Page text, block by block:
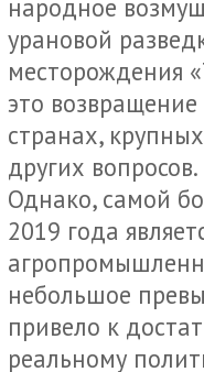
народное
урановой
месторождения
это
странах,
других вопросов.
Однако, самой
2019 года
небольшое
привело к
реальному